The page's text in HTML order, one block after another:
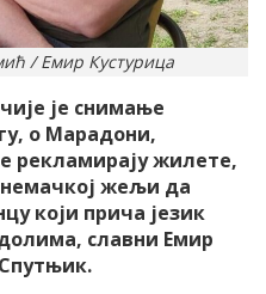
/ Емир Кустурица
је снимање
о Марадони,
рекламирају жилете,
жељи да
који прича језик
славни Емир